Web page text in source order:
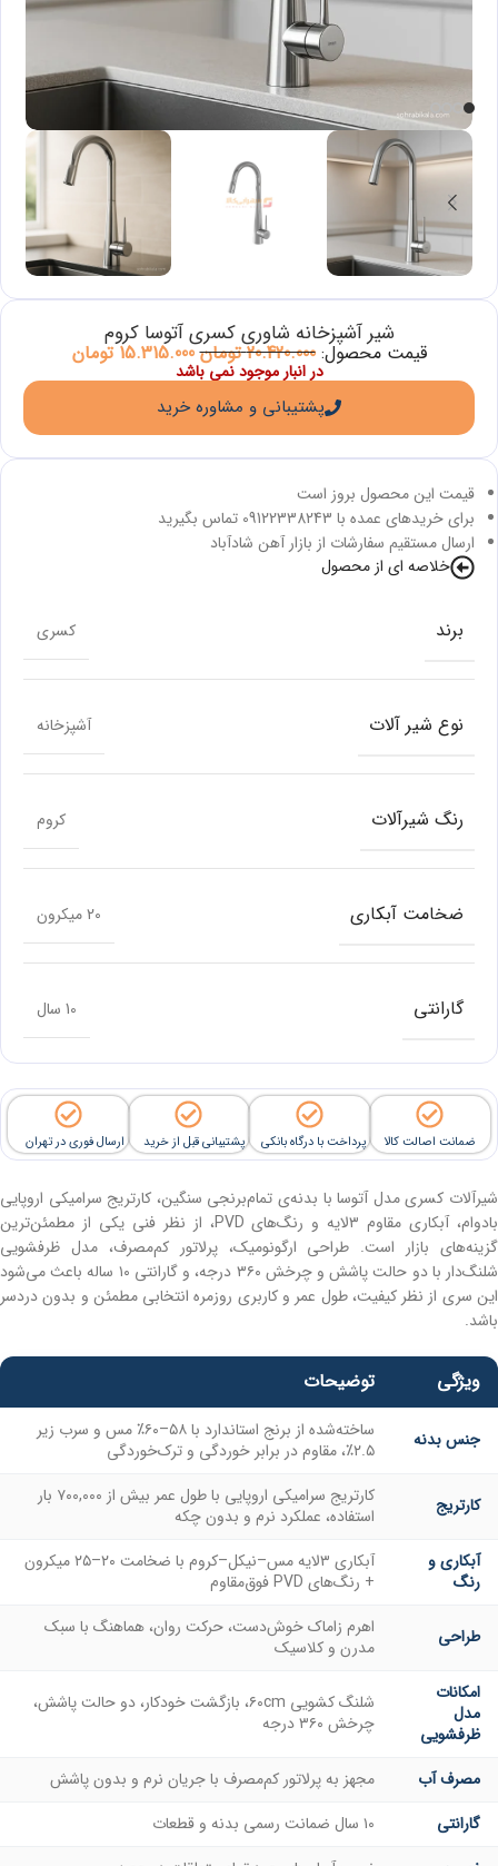
قیمت این محصول بروز است
برای خریدهای عمده با 09122338243 تماس بگیرید
ارسال مستقیم سفارشات از بازار آهن شادآباد
خلاصه ای از محصول
برند کسری
نوع شیر آلات آشپزخانه
رنگ شیرآلات کروم
ضخامت آبکاری 20 میکرون
گارانتی 10 سال
شیر آشپزخانه شاوری کسری آتوسا کروم
قیمت محصول:20.420.000 تومان 15.315.000 تومان
در انبار موجود نمی باشد
پشتیبانی و مشاوره خرید
ضمانت اصالت کالا پرداخت با درگاه بانکی پشتیبانی قبل از خرید ارسال فوری در تهران
شیرآلات کسری مدل آتوسا با بدنه‌ی تمام‌برنجی سنگین، کارتریج سرامیکی اروپایی
بادوام، آبکاری مقاوم ۳لایه و رنگ‌های PVD، از نظر فنی یکی از مطمئن‌ترین
گزینه‌های بازار است. طراحی ارگونومیک، پرلاتور کم‌مصرف، مدل ظرفشویی
شلنگ‌دار با دو حالت پاشش و چرخش ۳۶۰ درجه، و گارانتی ۱۰ ساله باعث می‌شود
این سری از نظر کیفیت، طول عمر و کاربری روزمره انتخابی مطمئن و بدون دردسر
باشد.
ویژگی توضیحات
جنس بدنه
ساخته‌شده از برنج استاندارد با ۵۸–۶۰٪ مس و سرب زیر
۲.۵٪، مقاوم در برابر خوردگی و ترک‌خوردگی
کارتریج
کارتریج سرامیکی اروپایی با طول عمر بیش از ۷۰۰,۰۰۰ بار
استفاده، عملکرد نرم و بدون چکه
آبکاری و
رنگ
آبکاری ۳‌لایه مس–نیکل–کروم با ضخامت ۲۰–۲۵ میکرون
+ رنگ‌های PVD فوق‌مقاوم
طراحی
اهرم زاماک خوش‌دست، حرکت روان، هماهنگ با سبک
مدرن و کلاسیک
امکانات
مدل
ظرفشویی
شلنگ کشویی ۶۰cm، بازگشت خودکار، دو حالت پاشش،
چرخش ۳۶۰ درجه
مصرف آب
مجهز به پرلاتور کم‌مصرف با جریان نرم و بدون پاشش
گارانتی
۱۰ سال ضمانت رسمی بدنه و قطعات